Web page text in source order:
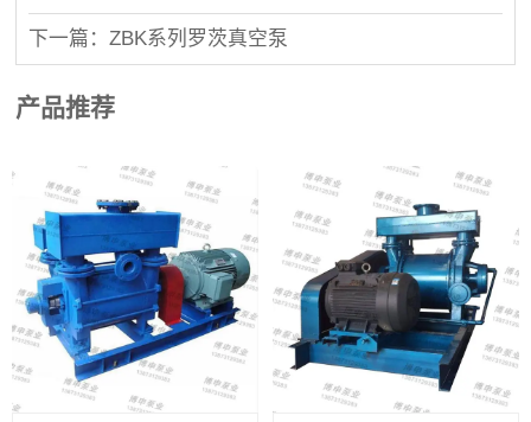
下一篇：ZBK系列罗茨真空泵
产品推荐